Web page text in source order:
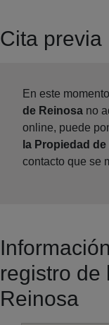
Cita previa
En este
de Reinosa no
online, puede
la Propiedad
contacto que se
registro de
Reinosa